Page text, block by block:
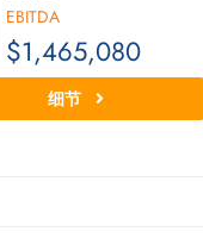
EBITDA
$1,465,080
细节